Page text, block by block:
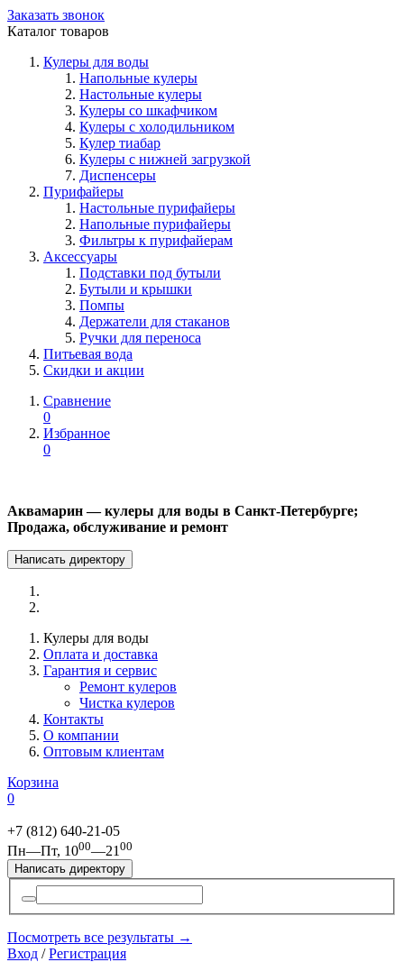
Заказать звонок
Каталог товаров
Кулеры для воды
Напольные кулеры
Настольные кулеры
Кулеры со шкафчиком
Кулеры с холодильником
Кулер тиабар
Кулеры с нижней загрузкой
Диспенсеры
Пурифайеры
Настольные пурифайеры
Напольные пурифайеры
Фильтры к пурифайерам
Аксессуары
Подставки под бутыли
Бутыли и крышки
Помпы
Держатели для стаканов
Ручки для переноса
Питьевая вода
Скидки и акции
Сравнение
0
Избранное
0
Аквамарин — кулеры для воды в Санкт-Петербурге;
Продажа, обслуживание и ремонт
Написать директору
Кулеры для воды
Оплата и доставка
Гарантия и сервис
Ремонт кулеров
Чистка кулеров
Контакты
О компании
Оптовым клиентам
Корзина
0
+7 (812) 640-21-05
Пн—Пт, 1000—21 00
Написать директору
Посмотреть все результаты →
Вход /Регистрация